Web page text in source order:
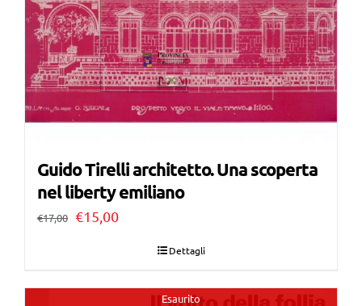
Guido Tirelli architetto. Una scoperta
nel liberty emiliano
€17,00 Il
era:
€15,00Il
è:
Dettagli
Esaurito